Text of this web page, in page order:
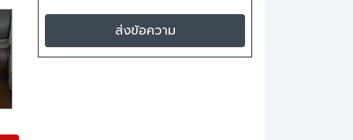
ส่งข้อความ